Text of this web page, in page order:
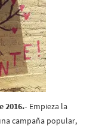
2016.- Empieza la
campaña popular,